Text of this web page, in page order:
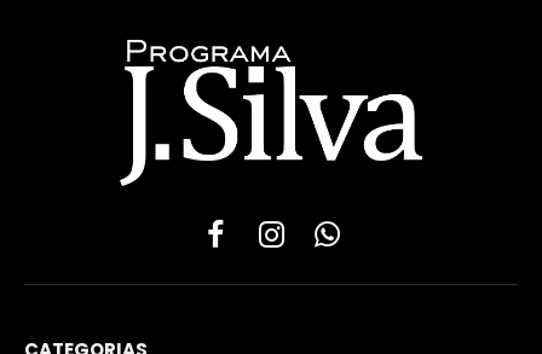
FacebookInstagramWhatsApp